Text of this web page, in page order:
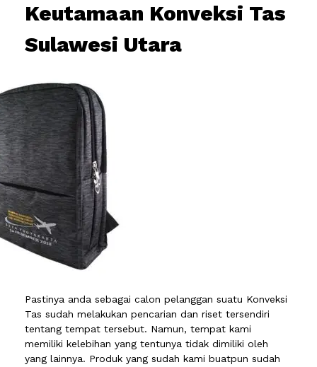
Keutamaan Konveksi Tas
Sulawesi Utara
Pastinya anda sebagai calon pelanggan suatu Konveksi
Tas sudah melakukan pencarian dan riset tersendiri
tentang tempat tersebut. Namun, tempat kami
memiliki kelebihan yang tentunya tidak dimiliki oleh
yang lainnya. Produk yang sudah kami buatpun sudah